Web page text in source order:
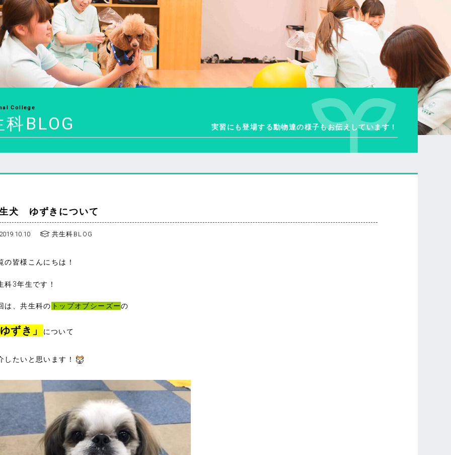
College
科BLOG 実習にも登場する動物達の様子もお伝えしています！
犬 ゆずきについて
共生科BLOG
の皆様こんにちは！
科3年生です！
は、共生科の トップオブシーズーの
ずき」 について
したいと思います！